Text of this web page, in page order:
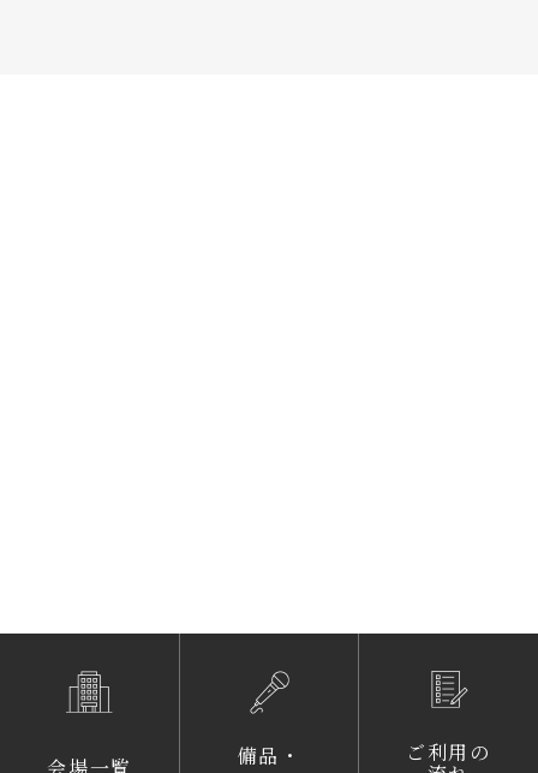
備品・
ご利用の